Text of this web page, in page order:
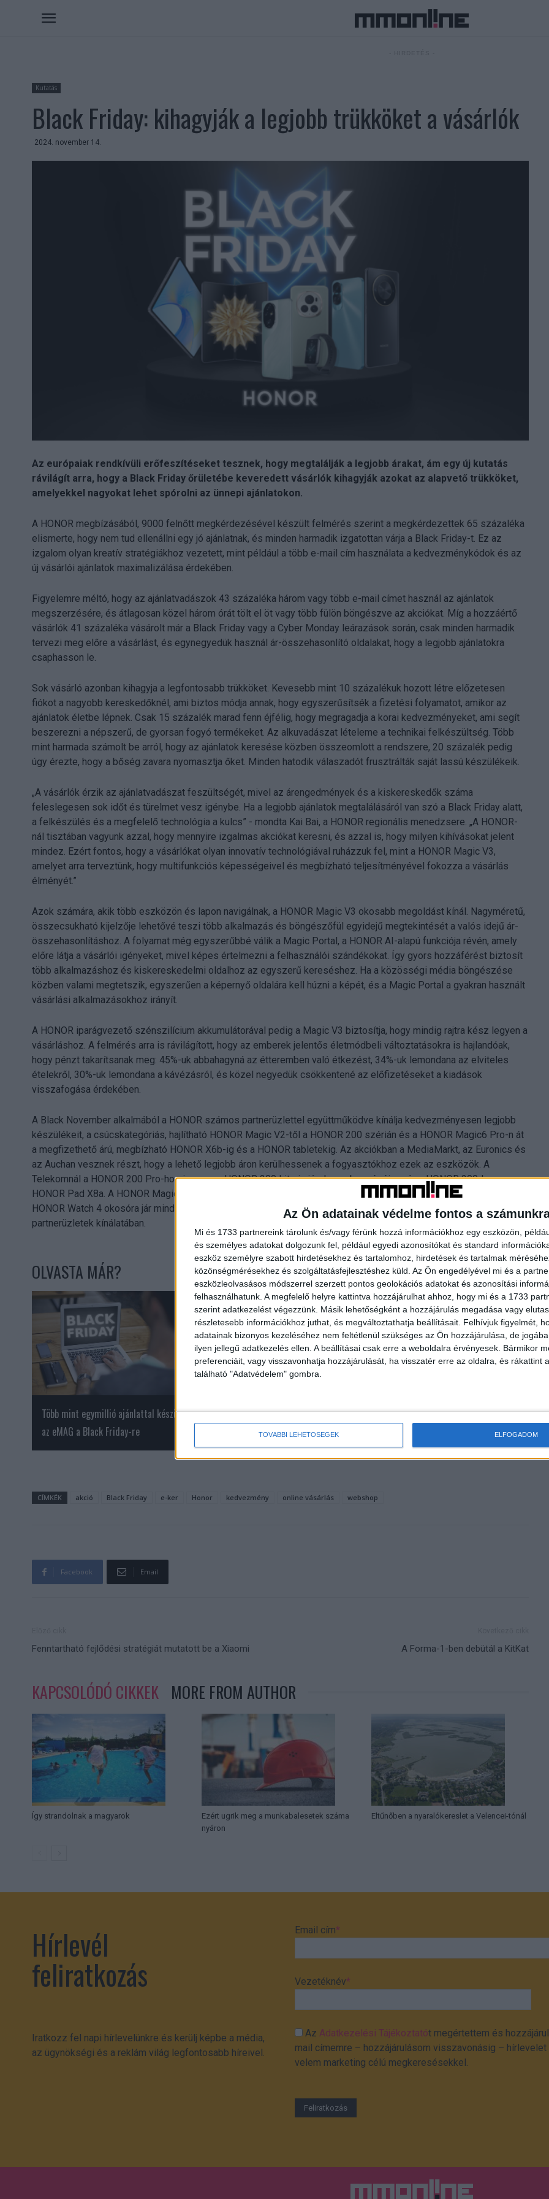
Az Ön adatainak védelme fontos a
Mi és 1733 partnereink tárolunk és/vagy férünk hozzá információkhoz egy eszközön,
és személyes adatokat dolgozunk fel, például egyedi azonosítókat és standard
eszköz személyre szabott hirdetésekhez és tartalomhoz, hirdetések és tartalmak
közönségmérésekhez és szolgáltatásfejlesztéshez küld. Az Ön engedélyével mi és a
eszközleolvasásos módszerrel szerzett pontos geolokációs adatokat és azonosítási
felhasználhatunk. A megfelelő helyre kattintva hozzájárulhat ahhoz, hogy mi és a 1733
szerint adatkezelést végezzünk. Másik lehetőségként a hozzájárulás megadása vagy
részletesebb információkhoz juthat, és megváltoztathatja beállításait. Felhívjuk figyelmét,
adatainak bizonyos kezeléséhez nem feltétlenül szükséges az Ön hozzájárulása, de
ilyen jellegű adatkezelés ellen. A beállításai csak erre a weboldalra érvényesek. Bármikor
preferenciáit, vagy visszavonhatja hozzájárulását, ha visszatér erre az oldalra, és rákattint
található "Adatvédelem" gombra.
TOVÁBBI LEHETŐSÉGEK ELFOGADOM
Kutatás
Black Friday: kihagyják a legjobb trükköket a vásárlók
2024. november 14.
Az európaiak rendkívüli erőfeszítéseket tesznek, hogy megtalálják a legjobb árakat, ám egy új kutatás
rávilágít arra, hogy a Black Friday őrületébe keveredett vásárlók kihagyják azokat az alapvető trükköket,
amelyekkel nagyokat lehet spórolni az ünnepi ajánlatokon.
A HONOR megbízásából, 9000 felnőtt megkérdezésével készült felmérés szerint a megkérdezettek 65 százaléka
elismerte, hogy nem tud ellenállni egy jó ajánlatnak, és minden harmadik izgatottan várja a Black Friday-t. Ez az
izgalom olyan kreatív stratégiákhoz vezetett, mint például a több e-mail cím használata a kedvezménykódok és az
új vásárlói ajánlatok maximalizálása érdekében.
Figyelemre méltó, hogy az ajánlatvadászok 43 százaléka három vagy több e-mail címet használ az ajánlatok
megszerzésére, és átlagosan közel három órát tölt el öt vagy több fülön böngészve az akciókat. Míg a hozzáértő
vásárlók 41 százaléka vásárolt már a Black Friday vagy a Cyber Monday leárazások során, csak minden harmadik
tervezi meg előre a vásárlást, és egynegyedük használ ár-összehasonlító oldalakat, hogy a legjobb ajánlatokra
csaphasson le.
Sok vásárló azonban kihagyja a legfontosabb trükköket. Kevesebb mint 10 százalékuk hozott létre előzetesen
fiókot a nagyobb kereskedőknél, ami biztos módja annak, hogy egyszerűsítsék a fizetési folyamatot, amikor az
ajánlatok életbe lépnek. Csak 15 százalék marad fenn éjfélig, hogy megragadja a korai kedvezményeket, ami segít
beszerezni a népszerű, de gyorsan fogyó termékeket. Az alkuvadászat lételeme a technikai felkészültség. Több
mint harmada számolt be arról, hogy az ajánlatok keresése közben összeomlott a rendszere, 20 százalék pedig
úgy érezte, hogy a bőség zavara nyomasztja őket. Minden hatodik válaszadót frusztrálták saját lassú készülékeik.
„A vásárlók érzik az ajánlatvadászat feszültségét, mivel az árengedmények és a kiskereskedők száma
feleslegesen sok időt és türelmet vesz igénybe. Ha a legjobb ajánlatok megtalálásáról van szó a Black Friday alatt,
a felkészülés és a megfelelő technológia a kulcs” - mondta Kai Bai, a HONOR regionális menedzsere. „A HONOR-
nál tisztában vagyunk azzal, hogy mennyire izgalmas akciókat keresni, és azzal is, hogy milyen kihívásokat jelent
mindez. Ezért fontos, hogy a vásárlókat olyan innovatív technológiával ruházzuk fel, mint a HONOR Magic V3,
amelyet arra terveztünk, hogy multifunkciós képességeivel és megbízható teljesítményével fokozza a vásárlás
élményét.”
Azok számára, akik több eszközön és lapon navigálnak, a HONOR Magic V3 okosabb megoldást kínál. Nagyméretű,
összecsukható kijelzője lehetővé teszi több alkalmazás és böngészőfül egyidejű megtekintését a valós idejű ár-
összehasonlításhoz. A folyamat még egyszerűbbé válik a Magic Portal, a HONOR AI-alapú funkciója révén, amely
előre látja a vásárlói igényeket, mivel képes értelmezni a felhasználói szándékokat. Így gyors hozzáférést biztosít
több alkalmazáshoz és kiskereskedelmi oldalhoz az egyszerű kereséshez. Ha a közösségi média böngészése
közben valami megtetszik, egyszerűen a képernyő oldalára kell húzni a képét, és a Magic Portal a gyakran használt
vásárlási alkalmazásokhoz irányít.
A HONOR iparágvezető szénszilícium akkumulátorával pedig a Magic V3 biztosítja, hogy mindig rajtra kész legyen a
vásárláshoz. A felmérés arra is rávilágított, hogy az emberek jelentős életmódbeli változtatásokra is hajlandóak,
hogy pénzt takarítsanak meg: 45%-uk abbahagyná az étteremben való étkezést, 34%-uk lemondana az elviteles
ételekről, 30%-uk lemondana a kávézásról, és közel negyedük csökkentené az előfizetéseket a kiadások
visszafogása érdekében.
A Black November alkalmából a HONOR számos partnerüzlettel együttműködve kínálja kedvezményesen legjobb
készülékeit, a csúcskategóriás, hajlítható HONOR Magic V2-től a HONOR 200 szérián és a HONOR Magic6 Pro-n át
a megfizethető árú, megbízható HONOR X6b-ig és a HONOR tabletekig. Az akciókban a MediaMarkt, az Euronics és
az Auchan vesznek részt, hogy a lehető legjobb áron kerülhessenek a fogyasztókhoz ezek az eszközök. A
Telekomnál a HONOR 200 Pro-hoz ingyenes HONOR 200 Lite is jár december végéig, míg a HONOR 200-hoz egy
HONOR Pad X8a. A HONOR Magic6 Lite-hoz ajándék HONOR Band 9 okoskarkötő jár. A Yettelnél november 14-éig
HONOR Watch 4 okosóra jár minden HONOR 200 Pro-hoz. Részletek a konkrét termékekről és kedvezményekről a
partnerüzletek kínálatában.
OLVASTA MÁR?
Több mint egymillió ajánlattal készül
az eMAG a Black Friday-re
Ennyit költenének a magyarok az idei
Kimondottan szorossá vált a
CÍMKÉK akció Black Friday e-ker Honor kedvezmény online vásárlás webshop
Facebook Email
Fenntartható fejlődési stratégiát mutatott be a Xiaomi A Forma-1-ben debütál a KitKat
KAPCSOLÓDÓ CIKKEK MORE FROM AUTHOR
Így strandolnak a magyarok
Ezért ugrik meg a munkabalesetek száma
nyáron
Eltűnőben a nyaralókereslet a Velencei-tónál
Hírlevél
feliratkozás
Iratkozz fel napi hírlevelünkre és kerülj képbe a média,
az ügynökségi és a reklám világ legfontosabb híreivel.
Email cím*
Vezetéknév*
Az Adatkezelési Tájékoztatót megértettem és
mail címemre – hozzájárulásom visszavonásig –
velem marketing célú megkeresésekkel.